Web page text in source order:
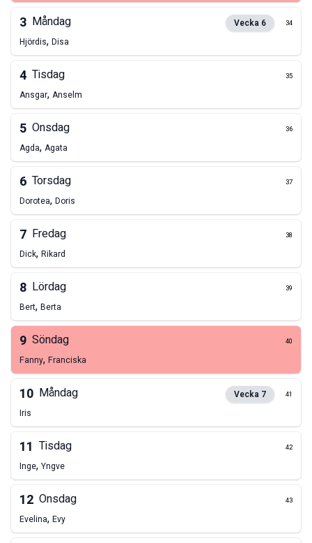
3 Måndag Vecka 6 34
Hjördis, Disa
4 Tisdag 35
Ansgar, Anselm
5 Onsdag 36
Agda, Agata
6 Torsdag 37
Dorotea, Doris
7 Fredag 38
Dick, Rikard
8 Lördag 39
Bert, Berta
9 Söndag 40
Fanny, Franciska
10 Måndag Vecka 7 41
Iris
11 Tisdag 42
Inge, Yngve
12 Onsdag 43
Evelina, Evy